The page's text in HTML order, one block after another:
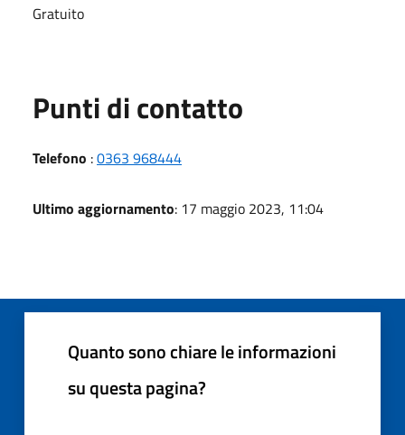
Gratuito
Punti di contatto
Telefono :0363 968444
Ultimo aggiornamento: 17 maggio 2023, 11:04
Quanto sono chiare le informazioni
su questa pagina?